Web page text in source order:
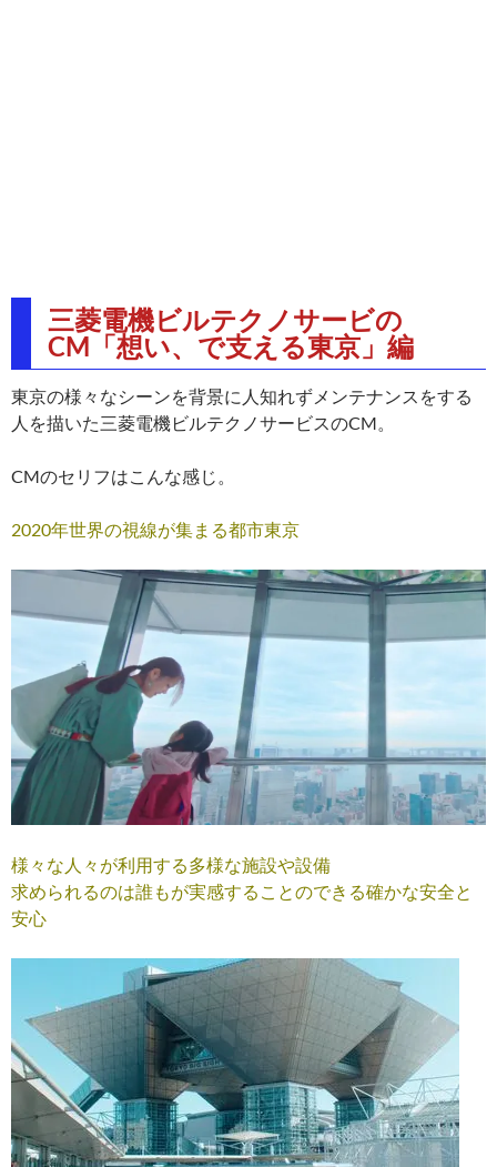
三菱電機ビルテクノサービの
CM「想い、で支える東京」編
東京の様々なシーンを背景に人知れずメンテナンスをする
人を描いた三菱電機ビルテクノサービスのCM。
CMのセリフはこんな感じ。
2020年世界の視線が集まる都市東京
様々な人々が利用する多様な施設や設備
求められるのは誰もが実感することのできる確かな安全と
安心